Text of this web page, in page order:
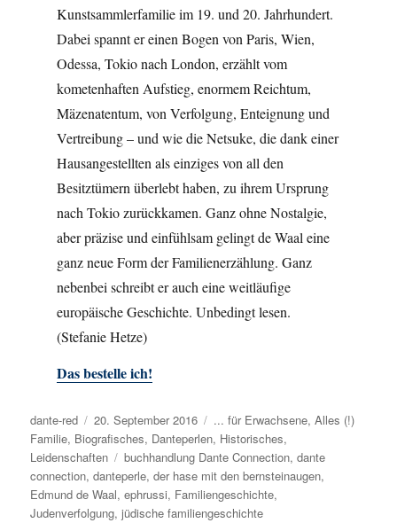
Kunstsammlerfamilie im 19. und 20. Jahrhundert.
Dabei spannt er einen Bogen von Paris, Wien,
Odessa, Tokio nach London, erzählt vom
kometenhaften Aufstieg, enormem Reichtum,
Mäzenatentum, von Verfolgung, Enteignung und
Vertreibung – und wie die Netsuke, die dank einer
Hausangestellten als einziges von all den
Besitztümern überlebt haben, zu ihrem Ursprung
nach Tokio zurückkamen. Ganz ohne Nostalgie,
aber präzise und einfühlsam gelingt de Waal eine
ganz neue Form der Familienerzählung. Ganz
nebenbei schreibt er auch eine weitläufige
europäische Geschichte. Unbedingt lesen.
(Stefanie Hetze)
Das bestelle ich!
Autor
dante-red
Veröffentlicht
am
20. September 2016 Kategorien
... für Erwachsene,Alles (!)
Familie, Biografisches, Danteperlen, Historisches,
Leidenschaften
Schlagwörter
buchhandlung Dante Connection,dante
connection,danteperle,der hase mit den bernsteinaugen,
Edmund de Waal,ephrussi, Familiengeschichte,
Judenverfolgung,jüdische familiengeschichte